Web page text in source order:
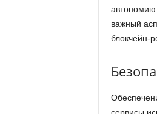
автономию
важный
блокчейн-